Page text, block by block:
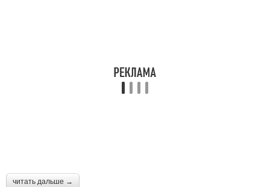
карих глаз
читать дальше →